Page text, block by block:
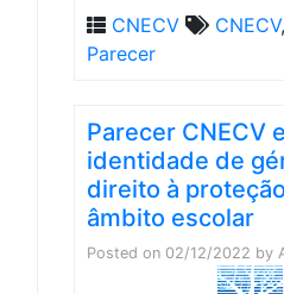
CNECV
CNECV,
Parecer
Parecer CNECV
identidade de
direito à
âmbito escolar
Posted on 02/12/2022 by